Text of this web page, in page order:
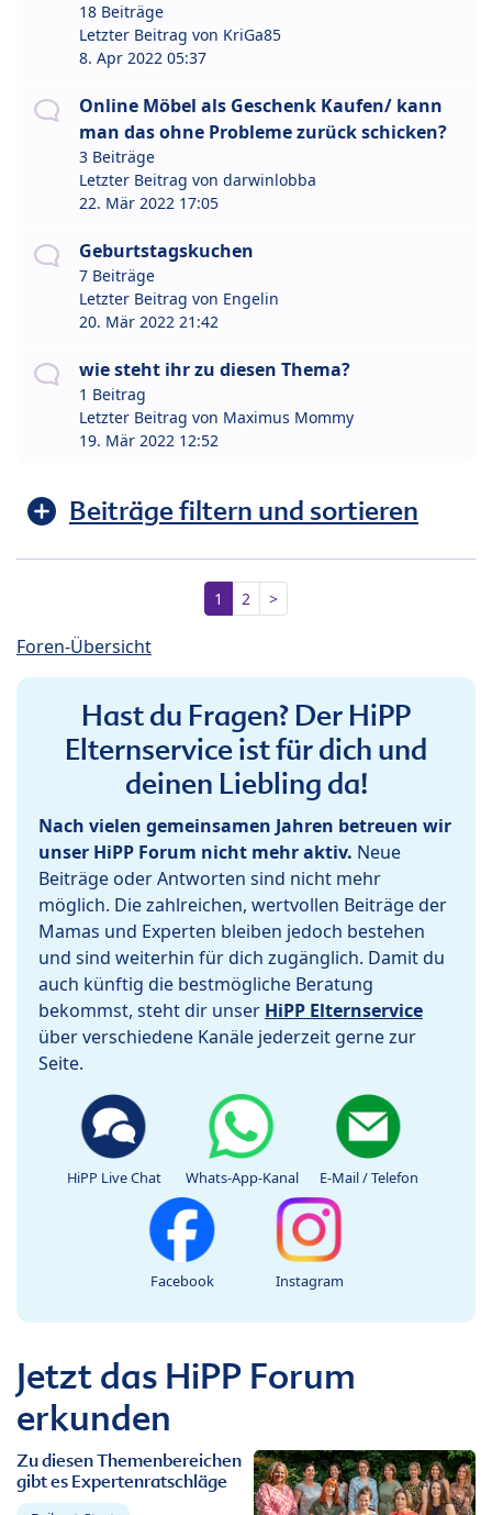
18 Beiträge
Letzter Beitrag von KriGa85
8. Apr 2022 05:37
Online Möbel als Geschenk Kaufen/ kann
man das ohne Probleme zurück schicken?
3 Beiträge
Letzter Beitrag von darwinlobba
22. Mär 2022 17:05
Geburtstagskuchen
7 Beiträge
Letzter Beitrag von Engelin
20. Mär 2022 21:42
wie steht ihr zu diesen Thema?
1 Beitrag
Letzter Beitrag von Maximus Mommy
19. Mär 2022 12:52
Beiträge filtern und sortieren
1 2 >
Foren-Übersicht
Hast du Fragen? Der HiPP
Elternservice ist für dich und
deinen Liebling da!
Nach vielen gemeinsamen Jahren betreuen wir
unser HiPP Forum nicht mehr aktiv. Neue
Beiträge oder Antworten sind nicht mehr
möglich. Die zahlreichen, wertvollen Beiträge der
Mamas und Experten bleiben jedoch bestehen
und sind weiterhin für dich zugänglich. Damit du
auch künftig die bestmögliche Beratung
bekommst, steht dir unser HiPP Elternservice
über verschiedene Kanäle jederzeit gerne zur
Seite.
HiPP Live Chat Whats-App-Kanal E-Mail / Telefon
Facebook Instagram
Jetzt das HiPP Forum
erkunden
Zu diesen Themenbereichen
gibt es Expertenratschläge